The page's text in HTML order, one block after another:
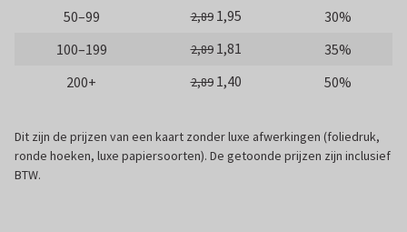
50–99
2,89 1,95
30%
100–199
2,89 1,81
35%
200+
2,89 1,40 50%
Dit zijn de prijzen van een kaart zonder luxe afwerkingen (foliedruk,
ronde hoeken, luxe papiersoorten). De getoonde prijzen zijn inclusief
BTW.